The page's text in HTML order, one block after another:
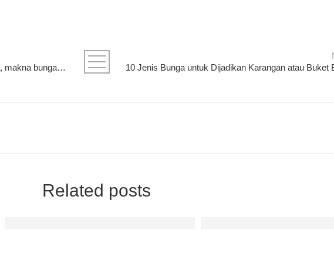
bunga paling populer, cara merawat bunga, makna bunga berdasarkan warna
Related posts